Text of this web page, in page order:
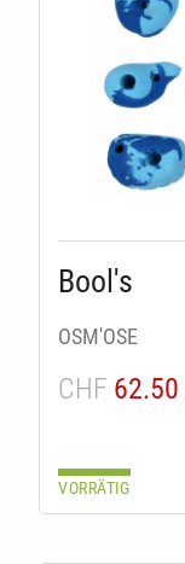
Bool's
OSM'OSE
CHF 62.50
VORRÄTIG